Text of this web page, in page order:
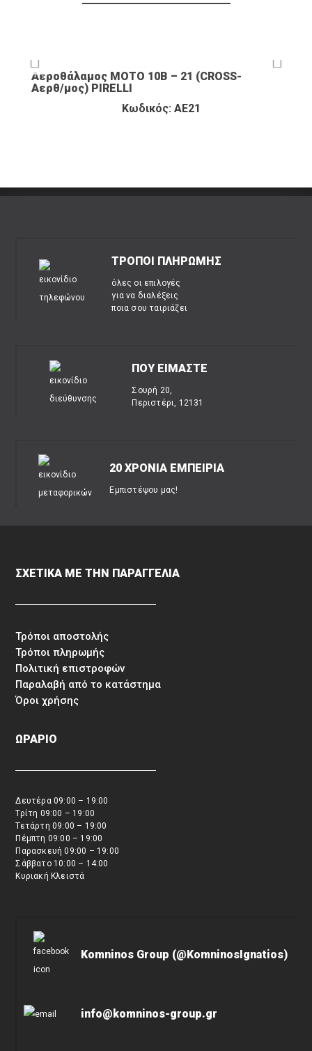
Αεροθάλαμος ΜΟΤΟ 10B – 21 (CROSS-
Αερθ/μος) PIRELLI
Κωδικός: ΑΕ21
ΤΡΟΠΟΙ ΠΛΗΡΩΜΗΣ
όλες οι επιλογές
για να διαλέξεις
ποια σου ταιριάζει
ΠΟΥ ΕΙΜΑΣΤΕ
Σουρή 20,
Περιστέρι, 12131
20 ΧΡΟΝΙΑ ΕΜΠΕΙΡΙΑ
Εμπιστέψου μας!
ΣΧΕΤΙΚΑ ΜΕ ΤΗΝ ΠΑΡΑΓΓΕΛΙΑ
Τρόποι αποστολής
Τρόποι πληρωμής
Πολιτική επιστροφών
Παραλαβή από το κατάστημα
Όροι χρήσης
ΩΡΑΡΙΟ
Δευτέρα 09:00 – 19:00
Τρίτη 09:00 – 19:00
Τετάρτη 09:00 – 19:00
Πέμπτη 09:00 – 19:00
Παρασκευή 09:00 – 19:00
Σάββατο 10:00 – 14:00
Κυριακή Κλειστά
Komninos Group (@KomninosIgnatios)
info@komninos-group.gr